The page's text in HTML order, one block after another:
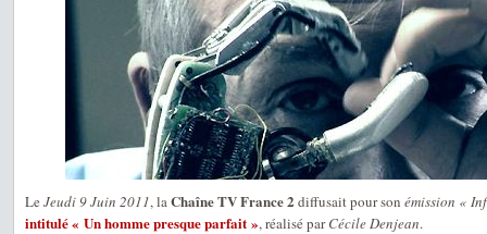
Le Jeudi 9 Juin 2011, laChaîne TV France 2 diffusait pour son émission «
intitulé « Un homme presque parfait », réalisé parCécile Denjean.